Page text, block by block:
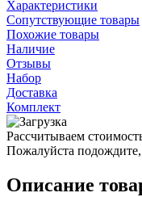
Характеристики
Сопутствующие товары
Похожие товары
Наличие
Отзывы
Набор
Доставка
Комплект
Рассчитываем
Пожалуйста подождите,
Описание